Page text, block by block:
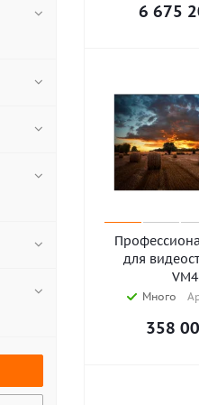
6 675
для
Много
358